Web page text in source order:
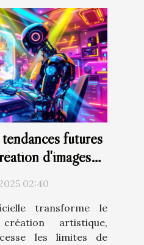
futures
d'images
02:40
transforme le
artistique,
les limites de